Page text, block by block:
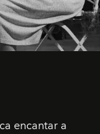
encantar a